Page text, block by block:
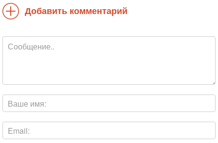
Добавить комментарий